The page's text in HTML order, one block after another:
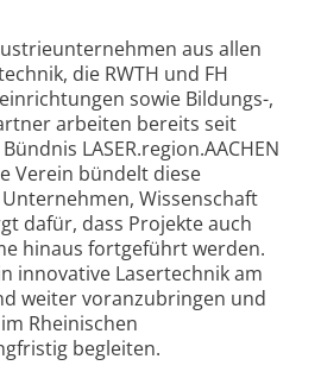
aus allen
die RWTH und FH
sowie Bildungs-,
arbeiten bereits seit
LASER.region.AACHEN
Verein bündelt diese
Wissenschaft
dafür, dass Projekte auch
hinaus fortgeführt werden.
innovative Lasertechnik am
weiter voranzubringen und
Rheinischen
begleiten.